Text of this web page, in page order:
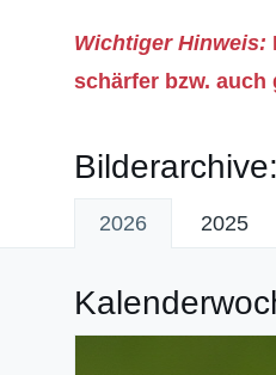
Wichtiger Hinweis:
schärfer bzw.
Bilderarchive:
2026 2025